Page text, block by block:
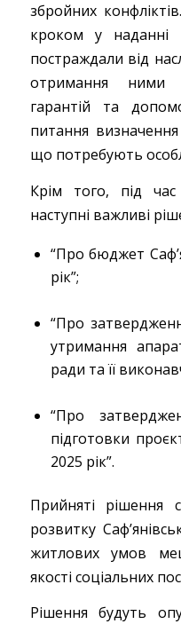
збройних
кроком у
постраждали від
отримання ними
гарантій та
питання
що потребують
Крім того, під час
наступні важливі
“Про бюджет
рік”;
“Про
утримання
ради та її
“Про
підготовки
2025 рік”.
Прийняті рішення
розвитку
житлових умов
якості соціальних
Рішення будуть